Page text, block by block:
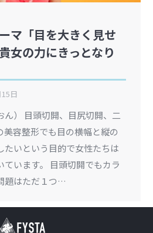
マ「目を大きく見せ
女の力にきっとなり
日
） 目頭切開、目尻切開、二
美容整形でも目の横幅と縦の
たいという目的で女性たちは
ています。 目頭切開でもカラ
題はただ１つ…